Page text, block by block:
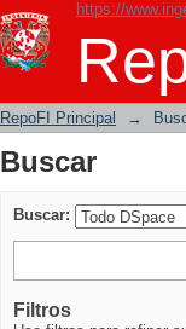
https://
Buscar
RepoFI Principal →
Buscar
Buscar:
Filtros